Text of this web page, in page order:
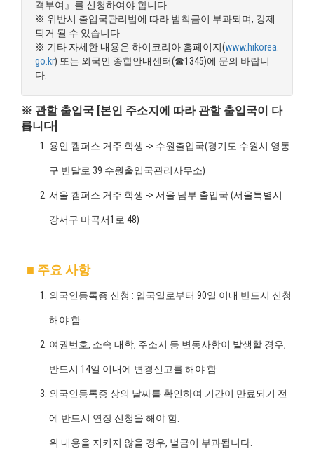
격부여』를 신청하여야 합니다.
※ 위반시 출입국관리법에 따라 범칙금이 부과되며, 강제
퇴거 될 수 있습니다.
※ 기타 자세한 내용은 하이코리아 홈페이지(www.hikorea.
go.kr) 또는 외국인 종합안내센터(☎1345)에 문의 바랍니
다.
※ 관할 출입국 [본인 주소지에 따라 관할 출입국이 다
릅니다]
용인 캠퍼스 거주 학생 -> 수원출입국(경기도 수원시 영통
구 반달로 39 수원출입국관리사무소)
서울 캠퍼스 거주 학생 -> 서울 남부 출입국 (서울특별시
강서구 마곡서1로 48)
■ 주요 사항
외국인등록증 신청 : 입국일로부터 90일 이내 반드시 신청
해야 함
여권번호, 소속 대학, 주소지 등 변동사항이 발생할 경우,
반드시 14일 이내에 변경신고를 해야 함
외국인등록증 상의 날짜를 확인하여 기간이 만료되기 전
에 반드시 연장 신청을 해야 함.
위 내용을 지키지 않을 경우, 벌금이 부과됩니다.